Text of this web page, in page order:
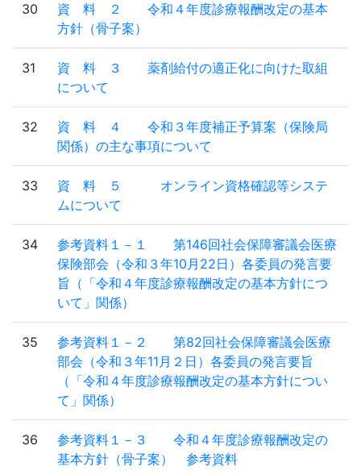
30
資 料 ２ 令和４年度診療報酬改定の基本
方針（骨子案）
31
資 料 ３ 薬剤給付の適正化に向けた取組
について
32
資 料 ４ 令和３年度補正予算案（保険局
関係）の主な事項について
33
資 料 ５ オンライン資格確認等システ
ムについて
34
参考資料１－１ 第146回社会保障審議会医療
保険部会（令和３年10月22日）各委員の発言要
旨（「令和４年度診療報酬改定の基本方針につ
いて」関係）
35
参考資料１－２ 第82回社会保障審議会医療
部会（令和３年11月２日）各委員の発言要旨
（「令和４年度診療報酬改定の基本方針につい
て」関係）
36
参考資料１－３ 令和４年度診療報酬改定の
基本方針（骨子案） 参考資料